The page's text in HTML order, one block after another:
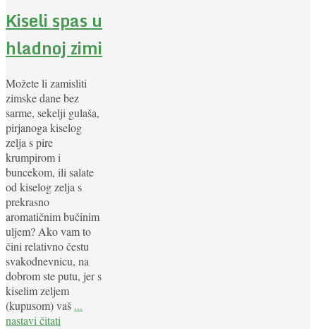
Kiseli spas u
hladnoj zimi
Možete li zamisliti
zimske dane bez
sarme, sekelji gulaša,
pirjanoga kiselog
zelja s pire
krumpirom i
buncekom, ili salate
od kiselog zelja s
prekrasno
aromatičnim bučinim
uljem? Ako vam to
čini relativno čestu
svakodnevnicu, na
dobrom ste putu, jer s
kiselim zeljem
(kupusom) vaš ...
nastavi čitati